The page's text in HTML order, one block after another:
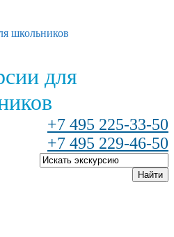
школьников
для
+7 495 225-33-50
+7 495 229-46-50
Найти